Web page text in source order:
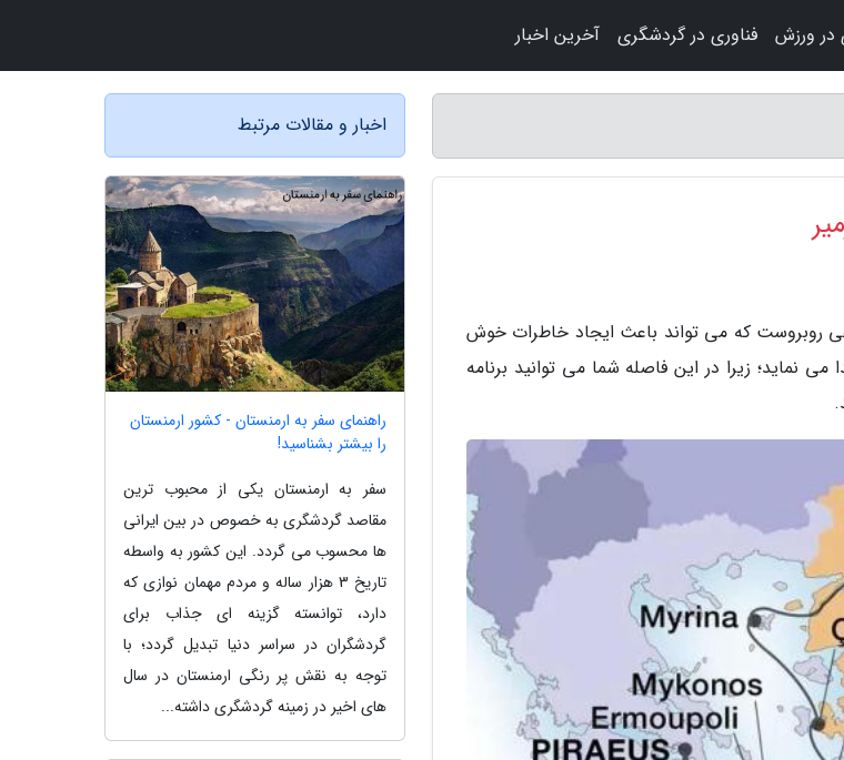
روبروست که می تواند باعث ایجاد خاطرات خوش
نماید؛ زیرا در این فاصله شما می توانید برنامه
اخبار و مقالات مرتبط
راهنمای سفر به ارمنستان - کشور ارمنستان
را بیشتر بشناسید!
سفر به ارمنستان یکی از محبوب ترین
مقاصد گردشگری به خصوص در بین ایرانی
ها محسوب می گردد. این کشور به واسطه
تاریخ 3 هزار ساله و مردم مهمان نوازی که
دارد، توانسته گزینه ای جذاب برای
گردشگران در سراسر دنیا تبدیل گردد؛ با
توجه به نقش پر رنگی ارمنستان در سال
های اخیر در زمینه گردشگری داشته...
در ورزش فناوری در گردشگری آخرین اخبار